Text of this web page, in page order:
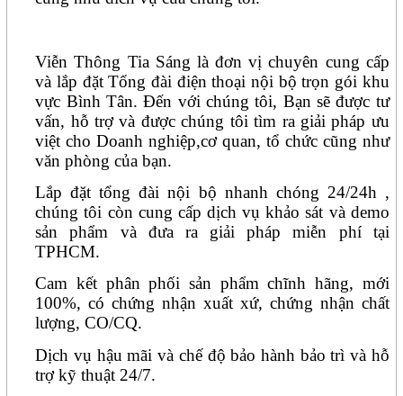
Viễn Thông Tia Sáng là đơn vị chuyên cung cấp
và lắp đặt Tổng đài điện thoại nội bộ trọn gói khu
vực Bình Tân. Đến với chúng tôi, Bạn sẽ được tư
vấn, hỗ trợ và được chúng tôi tìm ra giải pháp ưu
việt cho Doanh nghiệp,cơ quan, tổ chức cũng như
văn phòng của bạn.
Lắp đặt tổng đài nội bộ nhanh chóng 24/24h ,
chúng tôi còn cung cấp dịch vụ khảo sát và demo
sản phẩm và đưa ra giải pháp miễn phí tại
TPHCM.
Cam kết phân phối sản phẩm chĩnh hãng, mới
100%, có chứng nhận xuất xứ, chứng nhận chất
lượng, CO/CQ.
Dịch vụ hậu mãi và chế độ bảo hành bảo trì và hỗ
trợ kỹ thuật 24/7.